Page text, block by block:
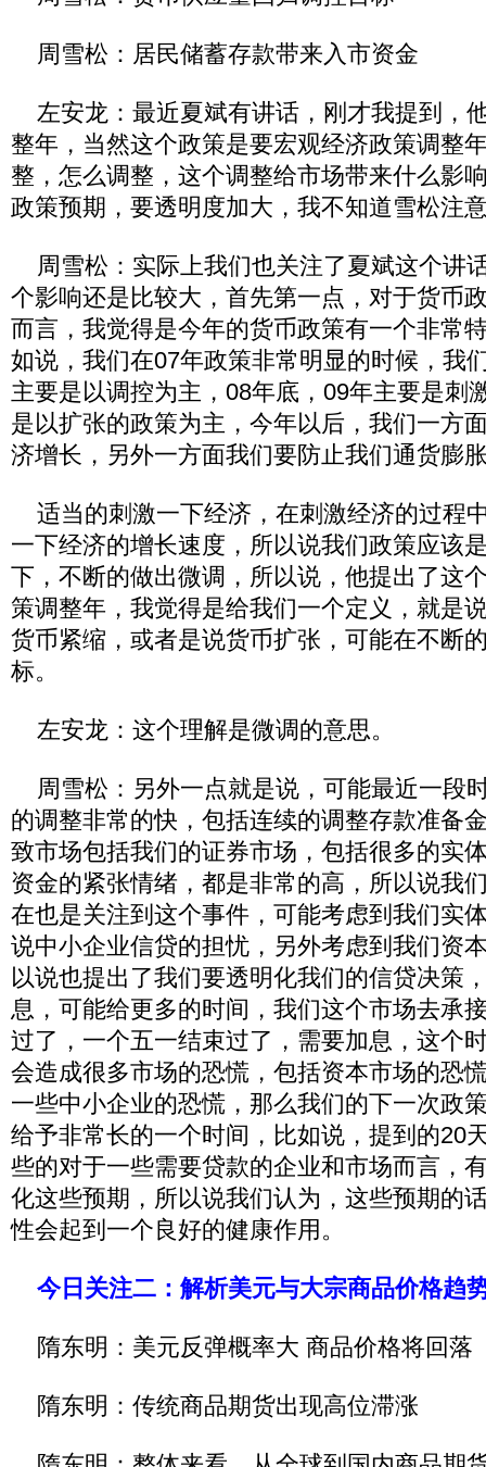
周雪松：居民储蓄存款带来入市资金
左安龙：最近夏斌有讲话，刚才我提到，
整年，当然这个政策是要宏观经济政策调整
整，怎么调整，这个调整给市场带来什么影
政策预期，要透明度加大，我不知道雪松注
周雪松：实际上我们也关注了夏斌这个讲
个影响还是比较大，首先第一点，对于货币
而言，我觉得是今年的货币政策有一个非常
如说，我们在07年政策非常明显的时候，我
主要是以调控为主，08年底，09年主要是刺
是以扩张的政策为主，今年以后，我们一方
济增长，另外一方面我们要防止我们通货膨
适当的刺激一下经济，在刺激经济的过程
一下经济的增长速度，所以说我们政策应该
下，不断的做出微调，所以说，他提出了这
策调整年，我觉得是给我们一个定义，就是
货币紧缩，或者是说货币扩张，可能在不断
标。
左安龙：这个理解是微调的意思。
周雪松：另外一点就是说，可能最近一段
的调整非常的快，包括连续的调整存款准备
致市场包括我们的证券市场，包括很多的实
资金的紧张情绪，都是非常的高，所以说我
在也是关注到这个事件，可能考虑到我们实
说中小企业信贷的担忧，另外考虑到我们资
以说也提出了我们要透明化我们的信贷决策
息，可能给更多的时间，我们这个市场去承
过了，一个五一结束过了，需要加息，这个
会造成很多市场的恐慌，包括资本市场的恐
一些中小企业的恐慌，那么我们的下一次政
给予非常长的一个时间，比如说，提到的20
些的对于一些需要贷款的企业和市场而言，
化这些预期，所以说我们认为，这些预期的
性会起到一个良好的健康作用。
今日关注二：解析美元与大宗商品价格趋
隋东明：美元反弹概率大 商品价格将回落
隋东明：传统商品期货出现高位滞涨